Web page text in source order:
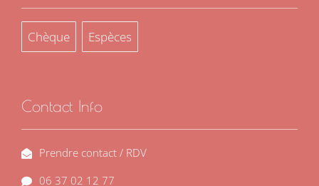
Chèque Espèces
Contact Info
Prendre contact / RDV
06 37 02 12 77